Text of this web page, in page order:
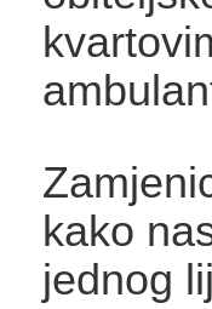
kako
jednog